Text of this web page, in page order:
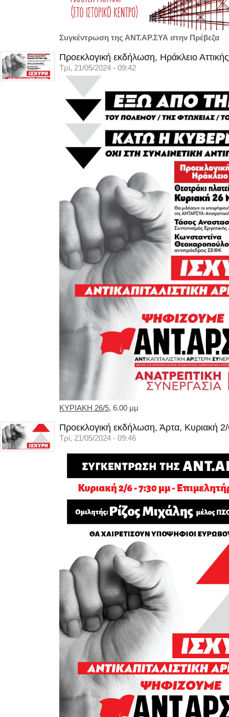
Συγκέντρωση της ΑΝΤ.ΑΡ.ΣΥΑ στην Πρέβεζα
Προεκλογική εκδήλωση, Ηράκλειο
Τρί, 21/05/2024 - 09:42
ΚΥΡΙΑΚΗ 26/5, 6.00 μμ
Προεκλογική εκδήλωση, Άρτα, Κυριακή
Τρί, 21/05/2024 - 09:46